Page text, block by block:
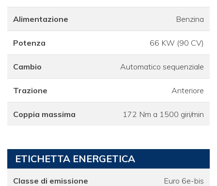
Alimentazione Benzina
Potenza 66 KW (90 CV)
Cambio Automatico sequenziale
Trazione Anteriore
Coppia massima 172 Nm a 1500 giri/min
ETICHETTA ENERGETICA
Classe di emissione Euro 6e-bis